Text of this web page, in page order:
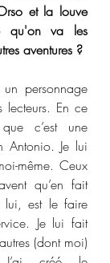
et la louve
qu'on va les
aventures ?
personnage
lecteurs. En ce
c’est une
Antonio. Je lui
même. Ceux
qu’en fait
lui, est le faire
Je lui fait
(dont moi)